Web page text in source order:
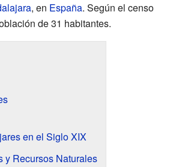
, en España. Según el censo
de 31 habitantes.
en el Siglo XIX
y Recursos Naturales